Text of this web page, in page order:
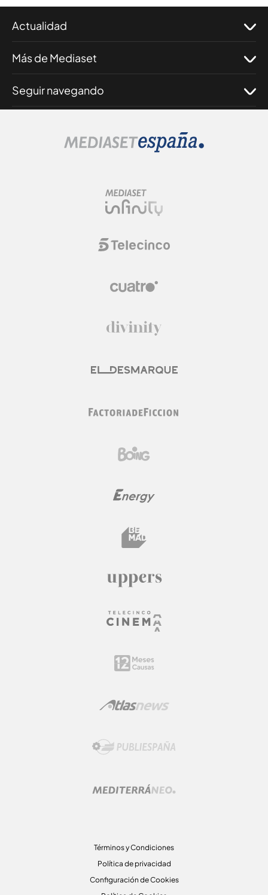
Actualidad
Más de Mediaset
Seguir navegando
Términos y Condiciones
Política de privacidad
Configuración de Cookies